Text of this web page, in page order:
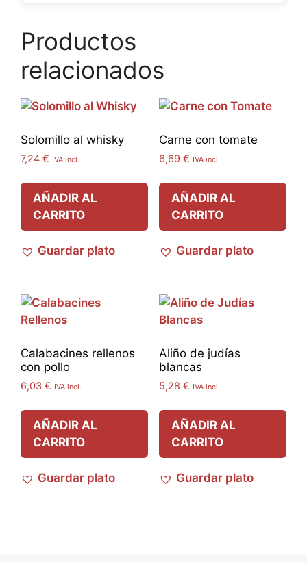
Productos
relacionados
Solomillo al whisky
7,24 € IVA incl.
AÑADIR AL
CARRITO
Guardar plato
Carne con tomate
6,69 € IVA incl.
AÑADIR AL
CARRITO
Guardar plato
Calabacines rellenos
con pollo
6,03 € IVA incl.
AÑADIR AL
CARRITO
Guardar plato
Aliño de judías
blancas
5,28 € IVA incl.
AÑADIR AL
CARRITO
Guardar plato